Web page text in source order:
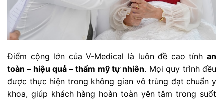
Điểm cộng lớn của V-Medical là luôn đề cao tính an
toàn – hiệu quả – thẩm mỹ tự nhiên. Mọi quy trình đều
được thực hiện trong không gian vô trùng đạt chuẩn y
khoa, giúp khách hàng hoàn toàn yên tâm trong suốt